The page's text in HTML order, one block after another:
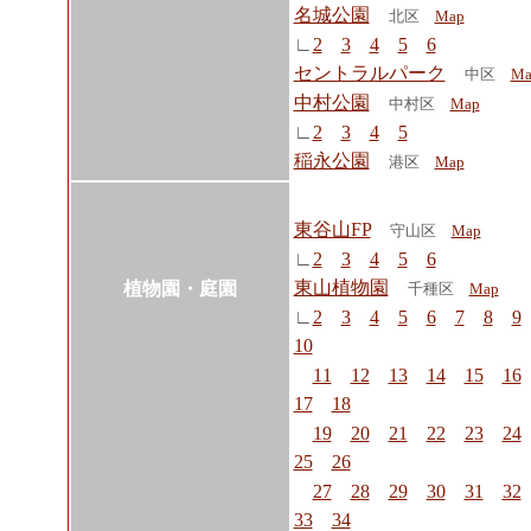
名城公園
北区 Map
∟ 2 3 4 5
6
セントラルパーク
中区
中村公園 中村区 Map
∟ 2 3 4
5
稲永公園
港区 Map
植物園・庭園
東谷山FP 守山区 Map
∟ 2 3 4 5
6
東山植物園
千種区 Map
∟ 2 3 4 5 6 7 8
9
10
11
12 13 14 15
16
17
18
19
20 21 22 23
24
25
26
27
28 29 30 31
32
33
34